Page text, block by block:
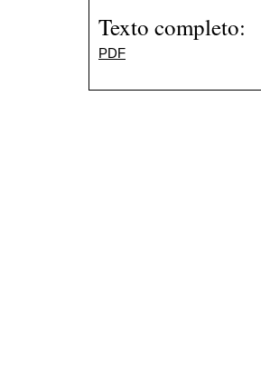
Texto completo:
PDF